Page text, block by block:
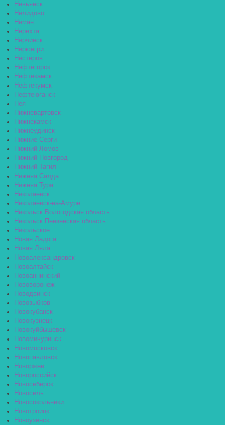
Невьянск
Нелидово
Неман
Нерехта
Нерчинск
Нерюнгри
Нестеров
Нефтегорск
Нефтекамск
Нефтекумск
Нефтеюганск
Нея
Нижневартовск
Нижнекамск
Нижнеудинск
Нижние Серги
Нижний Ломов
Нижний Новгород
Нижний Тагил
Нижняя Салда
Нижняя Тура
Николаевск
Николаевск-на-Амуре
Никольск Вологодская область
Никольск Пензенская область
Никольское
Новая Ладога
Новая Ляля
Новоалександровск
Новоалтайск
Новоаннинский
Нововоронеж
Новодвинск
Новозыбков
Новокубанск
Новокузнецк
Новокуйбышевск
Новомичуринск
Новомосковск
Новопавловск
Новоржев
Новороссийск
Новосибирск
Новосиль
Новосокольники
Новотроицк
Новоузенск